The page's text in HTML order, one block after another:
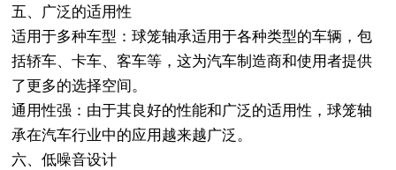
五、广泛的适用性
适用于多种车型：球笼轴承适用于各种类型的车辆，包
括轿车、卡车、客车等，这为汽车制造商和使用者提供
了更多的选择空间。
通用性强：由于其良好的性能和广泛的适用性，球笼轴
承在汽车行业中的应用越来越广泛。
六、低噪音设计